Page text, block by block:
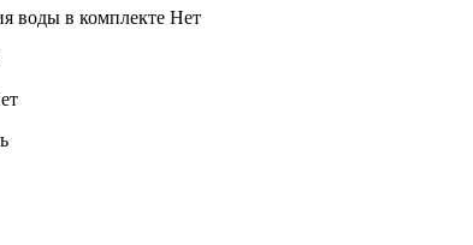
воды в комплекте Нет